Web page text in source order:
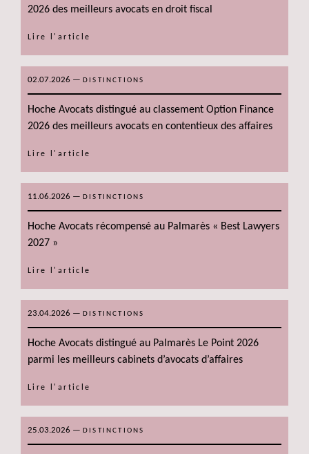
2026 des meilleurs avocats en droit fiscal
Lire l'article
02.07.2026 — DISTINCTIONS
Hoche Avocats distingué au classement Option Finance
2026 des meilleurs avocats en contentieux des affaires
Lire l'article
11.06.2026 — DISTINCTIONS
Hoche Avocats récompensé au Palmarès « Best Lawyers
2027 »
Lire l'article
23.04.2026 — DISTINCTIONS
Hoche Avocats distingué au Palmarès Le Point 2026
parmi les meilleurs cabinets d’avocats d’affaires
Lire l'article
25.03.2026 — DISTINCTIONS